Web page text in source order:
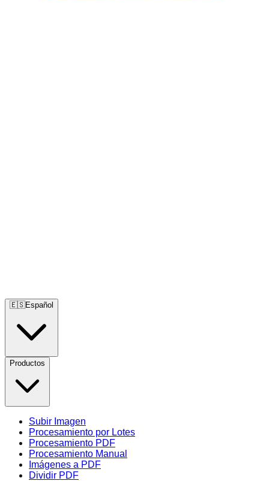
🇪🇸Español
Productos
Subir Imagen
Procesamiento por Lotes
Procesamiento PDF
Procesamiento Manual
Imágenes a PDF
Dividir PDF